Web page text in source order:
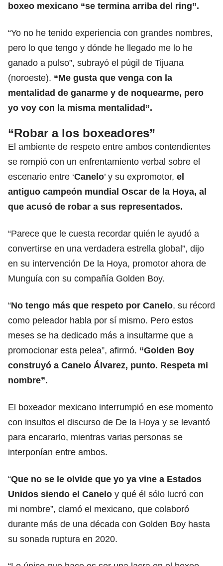
boxeo mexicano “se termina arriba del ring”.
“Yo no he tenido experiencia con grandes nombres,
pero lo que tengo y dónde he llegado me lo he
ganado a pulso”, subrayó el púgil de Tijuana
(noroeste). “Me gusta que venga con la
mentalidad de ganarme y de noquearme, pero
yo voy con la misma mentalidad”.
“Robar a los boxeadores”
El ambiente de respeto entre ambos contendientes
se rompió con un enfrentamiento verbal sobre el
escenario entre ‘Canelo’ y su expromotor, el
antiguo campeón mundial Oscar de la Hoya, al
que acusó de robar a sus representados.
“Parece que le cuesta recordar quién le ayudó a
convertirse en una verdadera estrella global”, dijo
en su intervención De la Hoya, promotor ahora de
Munguía con su compañía Golden Boy.
“No tengo más que respeto por Canelo, su récord
como peleador habla por sí mismo. Pero estos
meses se ha dedicado más a insultarme que a
promocionar esta pelea”, afirmó. “Golden Boy
construyó a Canelo Álvarez, punto. Respeta mi
nombre”.
El boxeador mexicano interrumpió en ese momento
con insultos el discurso de De la Hoya y se levantó
para encararlo, mientras varias personas se
interponían entre ambos.
“Que no se le olvide que yo ya vine a Estados
Unidos siendo el Canelo y qué él sólo lucró con
mi nombre”, clamó el mexicano, que colaboró
durante más de una década con Golden Boy hasta
su sonada ruptura en 2020.